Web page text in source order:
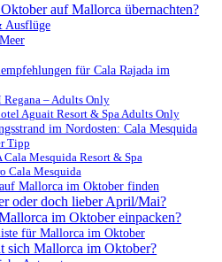
auf Mallorca übernachten?
Ausflüge
für Cala Rajada im
Regana – Adults Only
Aguait Resort & Spa Adults Only
im Nordosten: Cala Mesquida
Tipp
Cala Mesquida Resort & Spa
Cala Mesquida
Mallorca im Oktober finden
oder doch lieber April/Mai?
im Oktober einpacken?
für Mallorca im Oktober
sich Mallorca im Oktober?